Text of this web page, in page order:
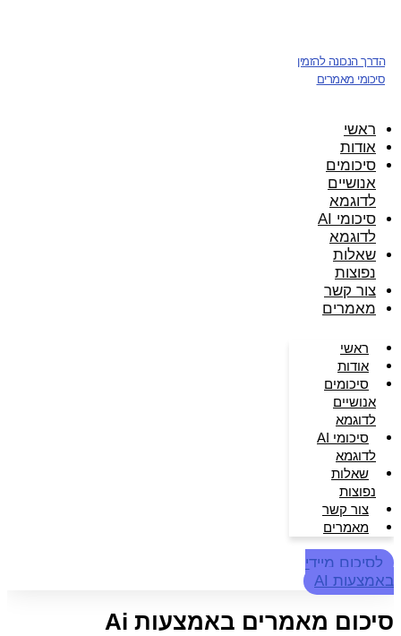
הדרך הנכונה להזמין
סיכומי מאמרים
ראשי
אודות
סיכומים
אנושיים
לדוגמא
סיכומי AI
לדוגמא
שאלות
נפוצות
צור קשר
מאמרים
ראשי
אודות
סיכומים
אנושיים
לדוגמא
סיכומי AI
לדוגמא
שאלות
נפוצות
צור קשר
מאמרים
לסיכום מיידי
באמצעות AI
סיכום מאמרים באמצעות Ai